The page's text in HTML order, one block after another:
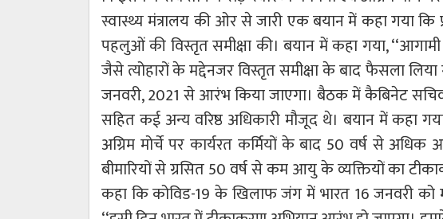
स्वास्थ्य मंत्रालय की ओर से जारी एक बयान में कहा गया कि
पहलुओं की विस्तृत समीक्षा की। बयान में कहा गया,
जैसे त्योहारों के मद्देनजर विस्तृत समीक्षा के बाद फैसला
जनवरी, 2021 से आरंभ किया जाएगा। बैठक में कैबिनेट सचिव,
सहित कई अन्य वरिष्ठ अधिकारी मौजूद थे। बयान में कहा
अग्रिम मोर्चे पर कार्यरत कर्मियों के बाद 50 वर्ष से
बीमारियों से ग्रसित 50 वर्ष से कम आयु के व्यक्तियों का
कहा कि कोविड-19 के खिलाफ जंग में भारत 16 जनवरी को